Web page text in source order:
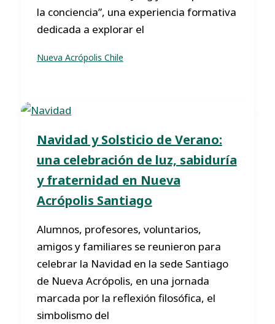
la conciencia”, una experiencia formativa
dedicada a explorar el
Nueva Acrópolis Chile
Navidad y Solsticio de Verano:
una celebración de luz, sabiduría
y fraternidad en Nueva
Acrópolis Santiago
Alumnos, profesores, voluntarios,
amigos y familiares se reunieron para
celebrar la Navidad en la sede Santiago
de Nueva Acrópolis, en una jornada
marcada por la reflexión filosófica, el
simbolismo del